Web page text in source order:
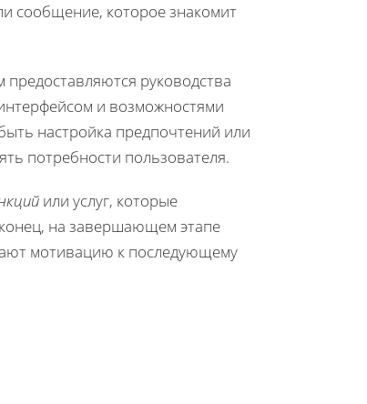
сообщение, которое знакомит
предоставляются руководства
и возможностями
настройка предпочтений или
потребности пользователя.
или услуг, которые
на завершающем этапе
мотивацию к последующему